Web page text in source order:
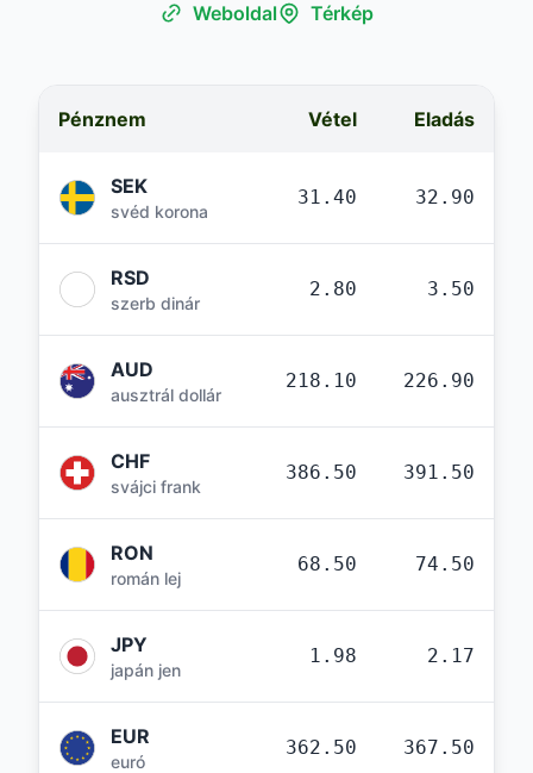
Weboldal Térkép
Pénznem Vétel Eladás
SEK
svéd korona
31.40 32.90
RSD
szerb dinár
2.80 3.50
AUD
ausztrál dollár
218.10 226.90
CHF
svájci frank
386.50 391.50
RON
román lej
68.50 74.50
JPY
japán jen
1.98 2.17
EUR
euró
362.50 367.50